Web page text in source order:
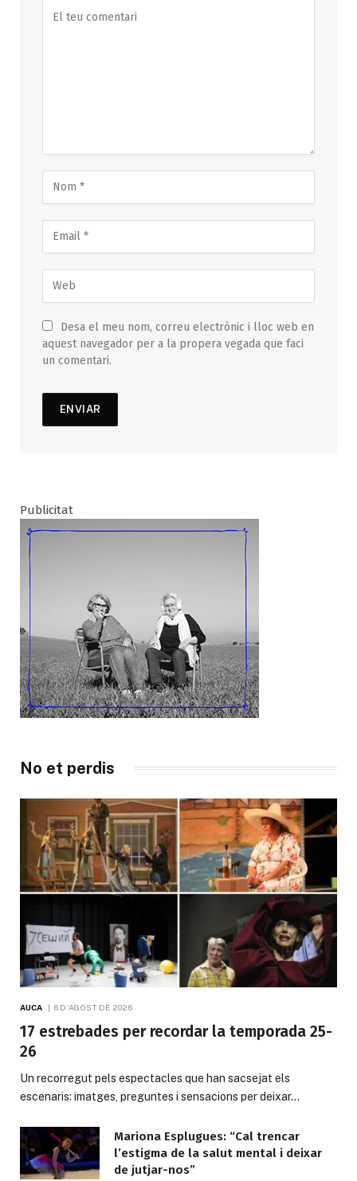
Desa el meu nom, correu electrònic i lloc web en
aquest navegador per a la propera vegada que faci
un comentari.
Publicitat
No et perdis
AUCA 6 D'AGOST DE 2026
17 estrebades per recordar la temporada 25-
26
Un recorregut pels espectacles que han sacsejat els
escenaris: imatges, preguntes i sensacions per deixar…
Mariona Esplugues: “Cal trencar
l’estigma de la salut mental i deixar
de jutjar-nos”